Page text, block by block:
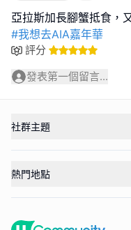
#我想去AIA嘉年華
評分
發表第一個留言...
社群主題
熱門地點